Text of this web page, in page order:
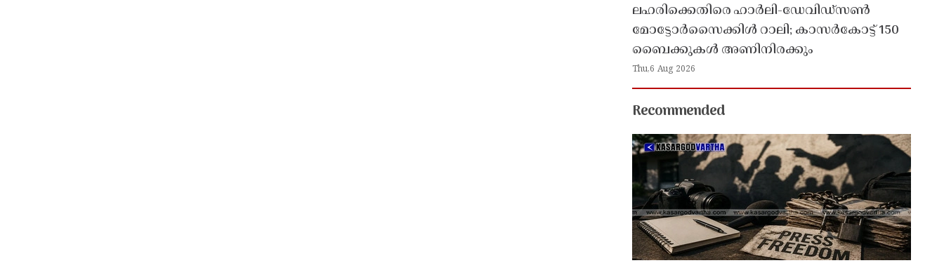
ലഹരിക്കെതിരെ ഹാർലി-ഡേവിഡ്‌സൺ
മോട്ടോർസൈക്കിൾ റാലി; കാസർകോട്ട് 150
ബൈക്കുകൾ അണിനിരക്കും
Thu,6 Aug 2026
Recommended